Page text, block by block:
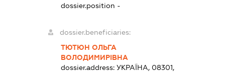
dossier.position -
dossier.beneficiaries:
ТЮТЮН ОЛЬГА
ВОЛОДИМИРІВНА
dossier.address: УКРАЇНА, 08301,